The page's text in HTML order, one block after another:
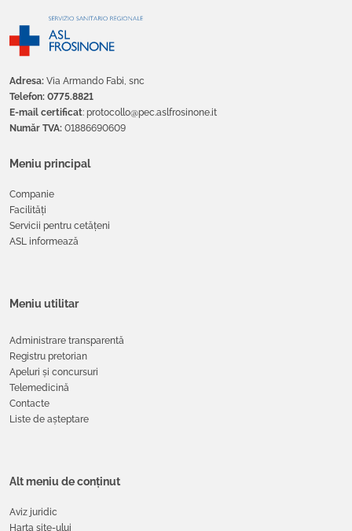
Adresa: Via Armando Fabi, snc
Telefon: 0775.8821
E-mail certificat: protocollo@pec.aslfrosinone.it
Număr TVA: 01886690609
Meniu principal
Companie
Facilități
Servicii pentru cetățeni
ASL informează
Meniu utilitar
Administrare transparentă
Registru pretorian
Apeluri și concursuri
Telemedicină
Contacte
Liste de așteptare
Alt meniu de conținut
Aviz juridic
Harta site-ului